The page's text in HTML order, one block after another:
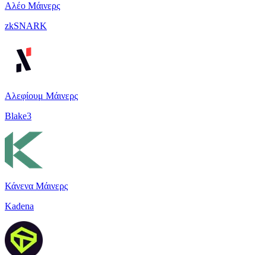
Αλέο Μάινερς
zkSNARK
Αλεφίουμ Μάινερς
Blake3
Κάνενα Μάινερς
Kadena